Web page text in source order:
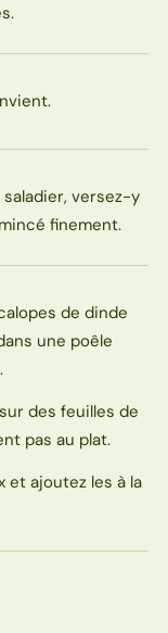
versez-y
finement.
de dinde
une poêle
des feuilles de
pas au plat.
et ajoutez les à la